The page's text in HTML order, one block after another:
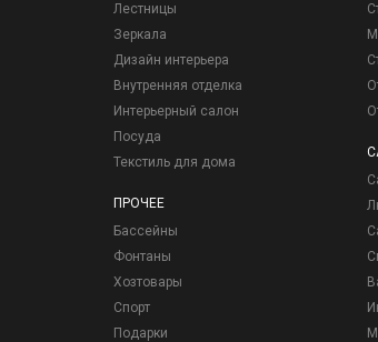
Лестницы
Зеркала
Дизайн интерьера
Внутренняя отделка
Интерьерный салон
Посуда
Текстиль для дома
ПРОЧЕЕ
Бассейны
Фонтаны
Хозтовары
Спорт
Подарки